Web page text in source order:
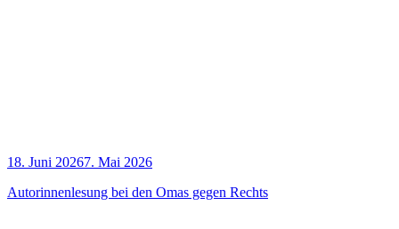
18. Juni 20267. Mai 2026
Autorin­nen­le­sung bei den Omas gegen Rechts